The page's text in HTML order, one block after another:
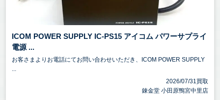
ICOM POWER SUPPLY IC-PS15 アイコム パワーサプライ
電源 ...
お客さまよりお電話にてお問い合わせいただき、ICOM POWER SUPPLY
...
2026/07/31買取
錬金堂 小田原鴨宮中里店